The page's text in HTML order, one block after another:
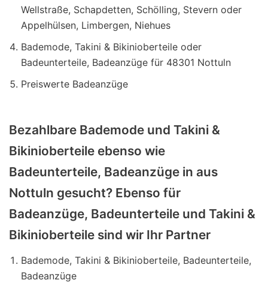
Wellstraße, Schapdetten, Schölling, Stevern oder
Appelhülsen, Limbergen, Niehues
Bademode, Takini & Bikinioberteile oder
Badeunterteile, Badeanzüge für 48301 Nottuln
Preiswerte Badeanzüge
Bezahlbare Bademode und Takini &
Bikinioberteile ebenso wie
Badeunterteile, Badeanzüge in aus
Nottuln gesucht? Ebenso für
Badeanzüge, Badeunterteile und Takini &
Bikinioberteile sind wir Ihr Partner
Bademode, Takini & Bikinioberteile, Badeunterteile,
Badeanzüge